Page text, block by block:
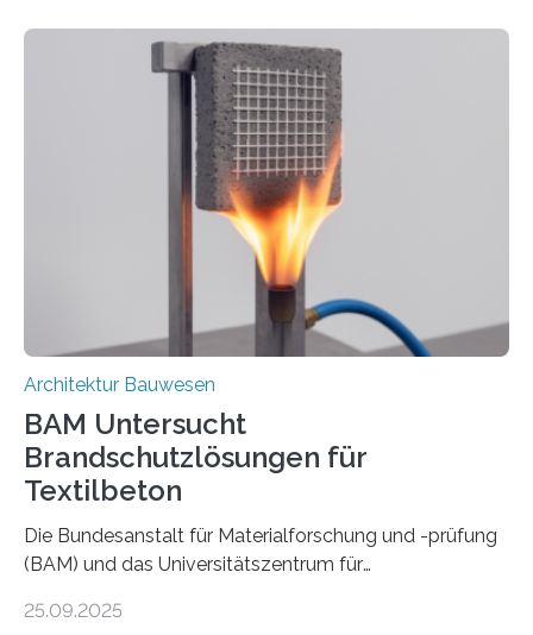
Architektur Bauwesen
BAM Untersucht
Brandschutzlösungen für
Textilbeton
Die Bundesanstalt für Materialforschung und -prüfung
(BAM) und das Universitätszentrum für
untersuchen in einem gemeinsamen Forschungsprojekt
25.09.2025